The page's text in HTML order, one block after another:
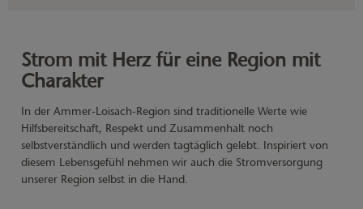
Strom mit Herz für eine Region mit
Charakter
In der Ammer-Loisach-Region sind traditionelle Werte wie
Hilfsbereitschaft, Respekt und Zusammenhalt noch
selbstverständlich und werden tagtäglich gelebt. Inspiriert von
diesem Lebensgefühl nehmen wir auch die Stromversorgung
unserer Region selbst in die Hand.